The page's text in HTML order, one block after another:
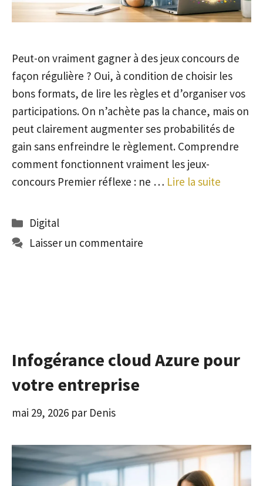
Peut-on vraiment gagner à des jeux concours de
façon régulière ? Oui, à condition de choisir les
bons formats, de lire les règles et d’organiser vos
participations. On n’achète pas la chance, mais on
peut clairement augmenter ses probabilités de
gain sans enfreindre le règlement. Comprendre
comment fonctionnent vraiment les jeux-
concours Premier réflexe : ne … Lire la suite
Catégories
Digital
Laisser un commentaire
Infogérance cloud Azure pour
votre entreprise
mai 29, 2026 par Denis